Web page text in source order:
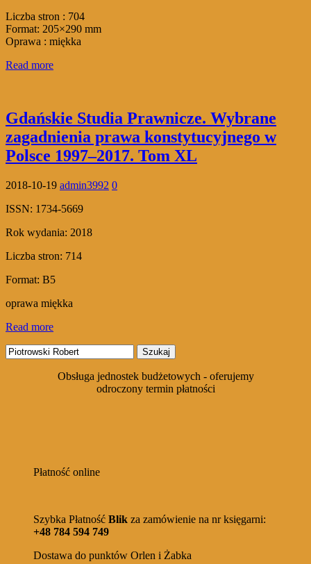
Liczba stron : 704
Format: 205×290 mm
Oprawa : miękka
Read more
Gdańskie Studia Prawnicze. Wybrane
zagadnienia prawa konstytucyjnego w
Polsce 1997–2017. Tom XL
2018-10-19 admin3992 0
ISSN: 1734-5669
Rok wydania: 2018
Liczba stron: 714
Format: B5
oprawa miękka
Read more
Szukaj:
Obsługa jednostek budżetowych - oferujemy
odroczony termin płatności
Płatność online
Szybka Płatność Blik za zamówienie na nr księgarni:
+48 784 594 749
Dostawa do punktów Orlen i Żabka